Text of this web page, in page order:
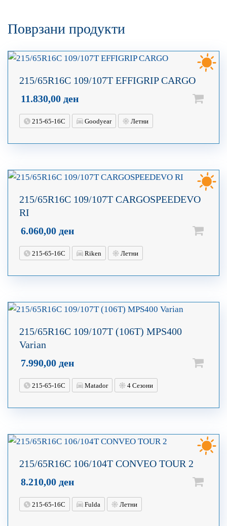
Поврзани продукти
215/65R16C 109/107T EFFIGRIP CARGO
11.830,00 ден
215-65-16C Goodyear Летни
215/65R16C 109/107T CARGOSPEEDEVO
RI
6.060,00 ден
215-65-16C Riken Летни
215/65R16C 109/107T (106T) MPS400
Varian
7.990,00 ден
215-65-16C Matador 4 Сезони
215/65R16C 106/104T CONVEO TOUR 2
8.210,00 ден
215-65-16C Fulda Летни